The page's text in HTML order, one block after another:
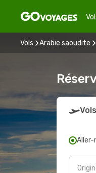
Vols Arabie saoudite
Vols